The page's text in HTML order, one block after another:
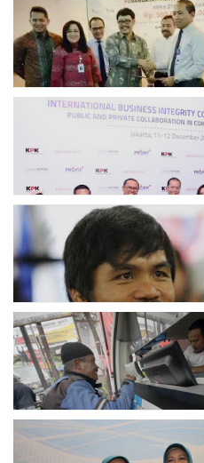
Bank Bjb Fasilitasi
Kerja Konstruksi PT
Keren, Bank BJB
Puluhan Penghargaan
2017
Dicibir Di Medsos, Manny
Pacquiao Tegaskan
Tolak LGBT
Bjb T Samsat Manjakan
Dalam Bayar Pajak
Perpres No.99/2017 Bisa
Acuan Semangat